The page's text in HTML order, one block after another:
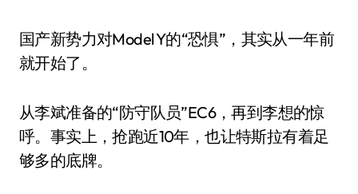
国产新势力对Model Y的“恐惧”，其实从一年前
就开始了。
从李斌准备的“防守队员”EC6，再到李想的惊
呼。事实上，抢跑近10年，也让特斯拉有着足
够多的底牌。